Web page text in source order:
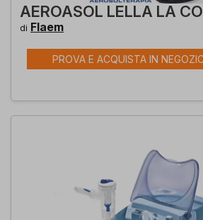
AEROASOL LELLA LA
di Flaem
PROVA E ACQUISTA IN